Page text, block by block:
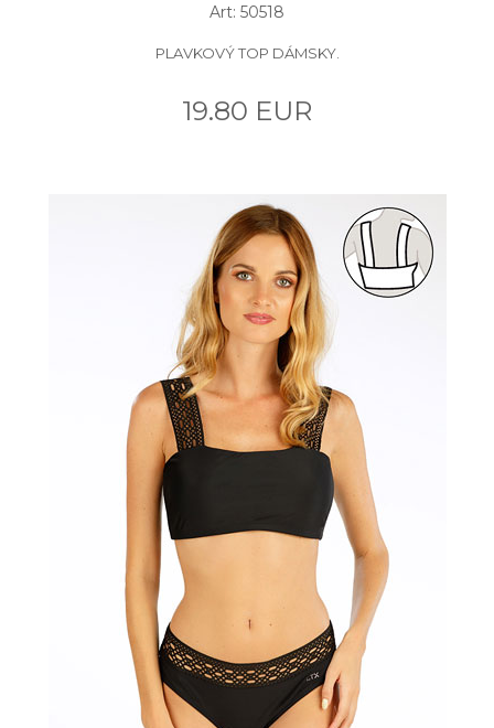
Art: 50518
PLAVKOVÝ TOP DÁMSKY.
19.80 EUR